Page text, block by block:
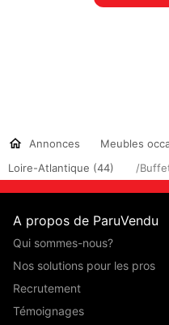
Annonces Meubles
Loire-Atlantique (44)
/
A propos de ParuVendu
Qui sommes-nous?
Nos solutions pour les pros
Recrutement
Témoignages